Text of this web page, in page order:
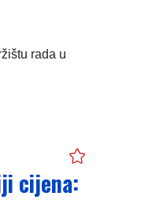
rada u
cijena: